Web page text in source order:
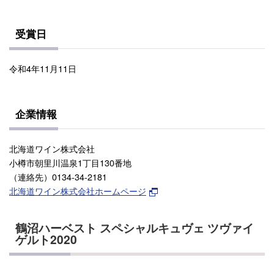
受賞日
令和4年11月11日
企業情報
北海道ワイン株式会社
小樽市朝里川温泉1丁目130番地
（連絡先）0134-34-2181
北海道ワイン株式会社ホームページ
鶴沼ハーベスト スペシャルキュヴェ ツヴァイ
ゲルト2020